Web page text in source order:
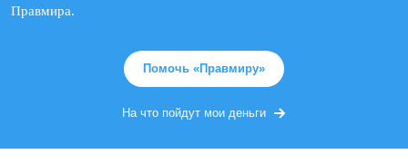
Правмира.
Помочь «Правмиру»
На что пойдут мои деньги